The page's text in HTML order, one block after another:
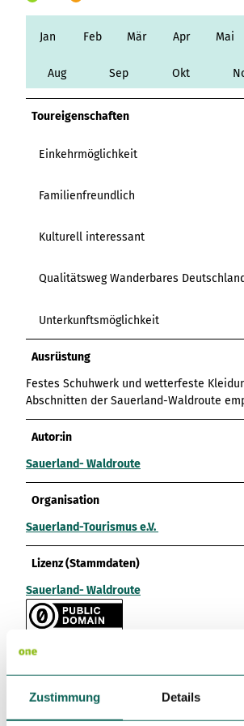
Zustimmung Details
Variante 5
Variante 2
Jan Feb Mär Apr Mai
Aug Sep Okt
Toureigenschaften
Einkehrmöglichkeit
Familienfreundlich
Kulturell interessant
Qualitätsweg Wanderbares
Unterkunftsmöglichkeit
Ausrüstung
Festes Schuhwerk und wetterfeste
Abschnitten der Sauerland-Waldroute
Autor:in
Sauerland- Waldroute
Organisation
Sauerland-Tourismus e.V.
Lizenz (Stammdaten)
Sauerland- Waldroute
Burg Klusenstein